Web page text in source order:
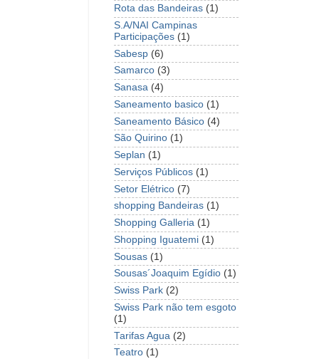
Rota das Bandeiras (1)
S.A/NAI Campinas
Participações (1)
Sabesp (6)
Samarco (3)
Sanasa (4)
Saneamento basico (1)
Saneamento Básico (4)
São Quirino (1)
Seplan (1)
Serviços Públicos (1)
Setor Elétrico (7)
shopping Bandeiras (1)
Shopping Galleria (1)
Shopping Iguatemi (1)
Sousas (1)
Sousas´Joaquim Egídio (1)
Swiss Park (2)
Swiss Park não tem esgoto
(1)
Tarifas Agua (2)
Teatro (1)